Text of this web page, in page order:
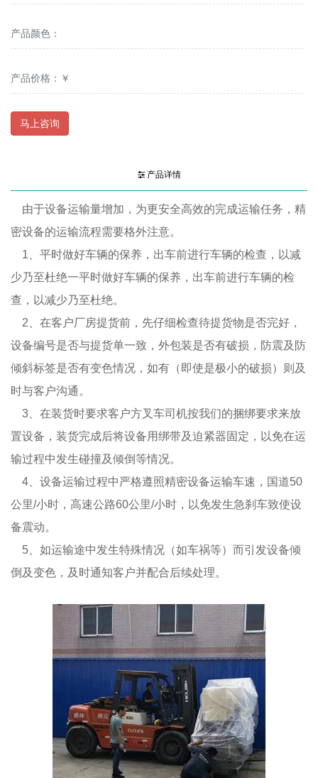
产品颜色：
产品价格：￥
马上咨询
产品详情
由于设备运输量增加，为更安全高效的完成运输任务，精
密设备的运输流程需要格外注意。
1、平时做好车辆的保养，出车前进行车辆的检查，以减
少乃至杜绝一平时做好车辆的保养，出车前进行车辆的检
查，以减少乃至杜绝。
2、在客户厂房提货前，先仔细检查待提货物是否完好，
设备编号是否与提货单一致，外包装是否有破损，防震及防
倾斜标签是否有变色情况，如有（即使是极小的破损）则及
时与客户沟通。
3、在装货时要求客户方叉车司机按我们的捆绑要求来放
置设备，装货完成后将设备用绑带及迫紧器固定，以免在运
输过程中发生碰撞及倾倒等情况。
4、设备运输过程中严格遵照精密设备运输车速，国道50
公里/小时，高速公路60公里/小时，以免发生急刹车致使设
备震动。
5、如运输途中发生特殊情况（如车祸等）而引发设备倾
倒及变色，及时通知客户并配合后续处理。